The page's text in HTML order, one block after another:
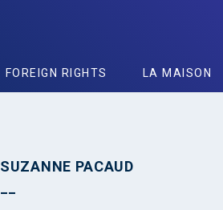
FOREIGN RIGHTS LA MAISON
SUZANNE PACAUD